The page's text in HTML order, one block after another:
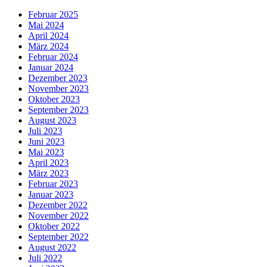
Februar 2025
Mai 2024
April 2024
März 2024
Februar 2024
Januar 2024
Dezember 2023
November 2023
Oktober 2023
September 2023
August 2023
Juli 2023
Juni 2023
Mai 2023
April 2023
März 2023
Februar 2023
Januar 2023
Dezember 2022
November 2022
Oktober 2022
September 2022
August 2022
Juli 2022